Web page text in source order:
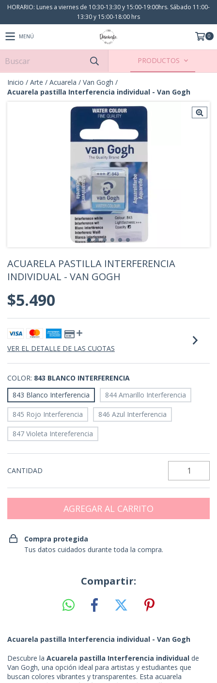
HORARIO: Lunes a viernes de 10:30-13:30 y 15:00-19:00hrs. Sábado 11:00-
13:30 y 15:00-18:00 hrs
MENÚ 0
PRODUCTOS
Inicio / Arte / Acuarela / Van Gogh /
Acuarela pastilla Interferencia individual - Van Gogh
ACUARELA PASTILLA INTERFERENCIA
INDIVIDUAL - VAN GOGH
$5.490
VER EL DETALLE DE LAS CUOTAS
COLOR: 843 BLANCO INTERFERENCIA
843 Blanco Interferencia
844 Amarillo Interferencia
845 Rojo Interferencia 846 Azul Interferencia
847 Violeta Intereferencia
CANTIDAD
Compra protegida
Tus datos cuidados durante toda la compra.
Compartir:
Acuarela pastilla Interferencia individual - Van Gogh
Descubre la Acuarela pastilla Interferencia individual de
Van Gogh, una opción ideal para artistas y estudiantes que
buscan colores vibrantes y transparentes. Esta acuarela